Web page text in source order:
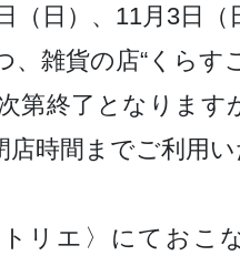
（日）、11月3日（
雑貨の店“くらす
第終了となります
店時間までご利用
トリエ〉にておこ